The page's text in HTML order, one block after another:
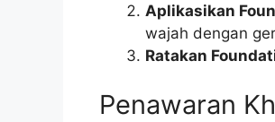
Aplikasikan
wajah dengan
Ratakan
Penawaran